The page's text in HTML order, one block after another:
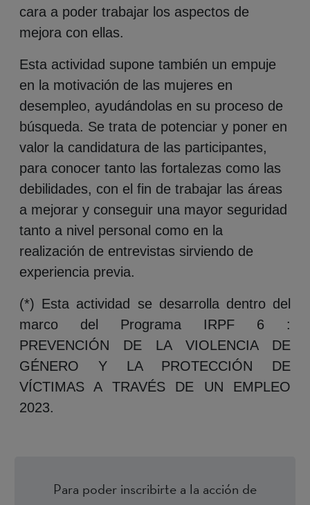
cara a poder trabajar los aspectos de
mejora con ellas.
Esta actividad supone también un empuje
en la motivación de las mujeres en
desempleo, ayudándolas en su proceso de
búsqueda. Se trata de potenciar y poner en
valor la candidatura de las participantes,
para conocer tanto las fortalezas como las
debilidades, con el fin de trabajar las áreas
a mejorar y conseguir una mayor seguridad
tanto a nivel personal como en la
realización de entrevistas sirviendo de
experiencia previa.
(*) Esta actividad se desarrolla dentro del
marco del Programa IRPF 6 :
PREVENCIÓN DE LA VIOLENCIA DE
GÉNERO Y LA PROTECCIÓN DE
VÍCTIMAS A TRAVÉS DE UN EMPLEO
2023.
Para poder inscribirte a la acción de